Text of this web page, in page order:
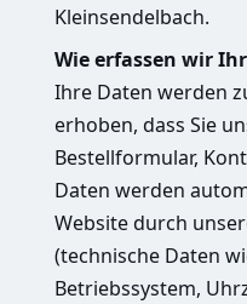
Kleinsendelbach.
Wie erfassen wir
Ihre Daten werden
erhoben, dass Sie
Bestellformular,
Daten werden
Website durch
(technische Daten
Betriebssystem,